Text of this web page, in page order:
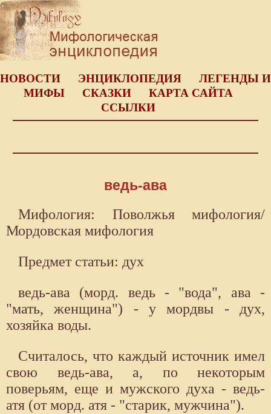
НОВОСТИ ЭНЦИКЛОПЕДИЯ
ЛЕГЕНДЫ И
МИФЫ
СКАЗКИ
КАРТА САЙТА
ССЫЛКИ
ведь-ава
Мифология: Поволжья мифология/
Мордовская мифология
Предмет статьи: дух
ведь-ава (морд. ведь - "вода", ава -
"мать, женщина") - у мордвы - дух,
хозяйка воды.
Считалось, что каждый источник имел
свою ведь-ава, а, по некоторым
поверьям, еще и мужского духа - ведь-
атя (от морд. атя - "старик, мужчина").